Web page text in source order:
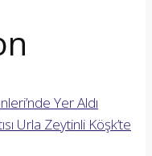
Yer Aldı
Urla Zeytinli Köşk’te